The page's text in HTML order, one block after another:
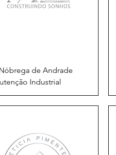
de Andrade
Industrial